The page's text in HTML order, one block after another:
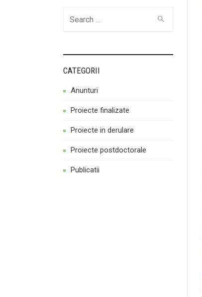
CATEGORII
Anunturi
Proiecte finalizate
Proiecte in derulare
Proiecte postdoctorale
Publicatii